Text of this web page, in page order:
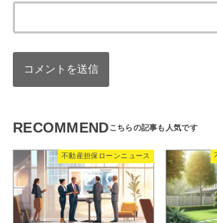
RECOMMEND
不動産担保ローンニュース